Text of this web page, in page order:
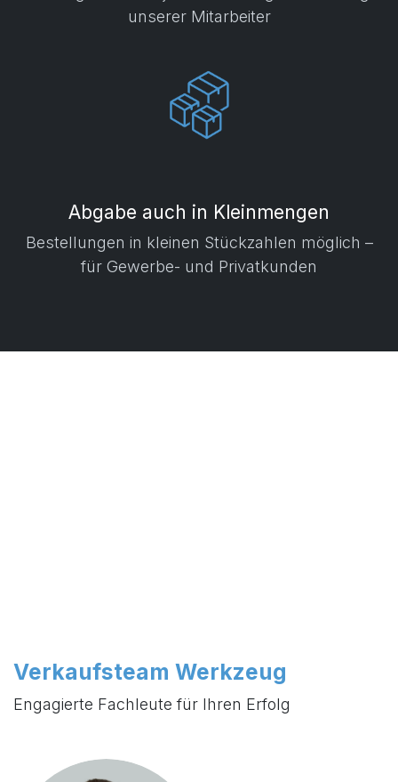
unserer Mitarbeiter
Abgabe auch in Kleinmengen
​ Bestellungen in kleinen Stückzahlen möglich –
für Gewerbe- und Privatkunden
Verkaufsteam Werkzeug
Engagierte Fachleute für Ihren Erfolg